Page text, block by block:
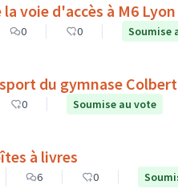
voie d'accès à M6
0 0 Soumise
du gymnase Colbert
0 Soumise au vote
à livres
6 0